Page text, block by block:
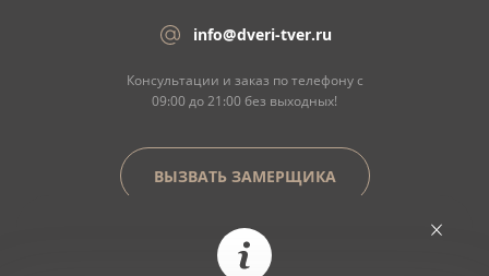
info@dveri-tver.ru
Консультации и заказ по телефону с
09:00 до 21:00 без выходных!
ВЫЗВАТЬ ЗАМЕРЩИКА